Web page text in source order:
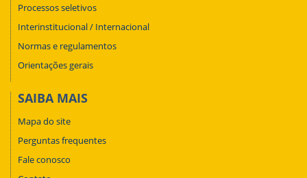
Processos seletivos
Interinstitucional / Internacional
Normas e regulamentos
Orientações gerais
SAIBA MAIS
Mapa do site
Perguntas frequentes
Fale conosco